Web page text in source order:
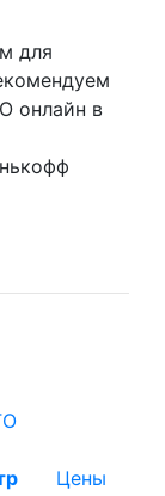
для
онлайн в
Цены